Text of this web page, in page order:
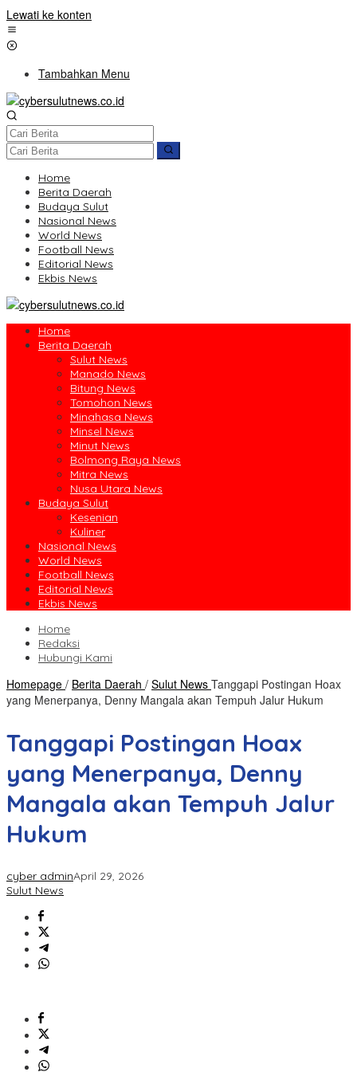
Lewati ke konten
Tambahkan Menu
Home
Berita Daerah
Budaya Sulut
Nasional News
World News
Football News
Editorial News
Ekbis News
Home
Berita Daerah
Sulut News
Manado News
Bitung News
Tomohon News
Minahasa News
Minsel News
Minut News
Bolmong Raya News
Mitra News
Nusa Utara News
Budaya Sulut
Kesenian
Kuliner
Nasional News
World News
Football News
Editorial News
Ekbis News
Home
Redaksi
Hubungi Kami
Homepage / Berita Daerah / Sulut News Tanggapi Postingan Hoax
yang Menerpanya, Denny Mangala akan Tempuh Jalur Hukum
Tanggapi Postingan Hoax
yang Menerpanya, Denny
Mangala akan Tempuh Jalur
Hukum
cyber adminApril 29, 2026
Sulut News